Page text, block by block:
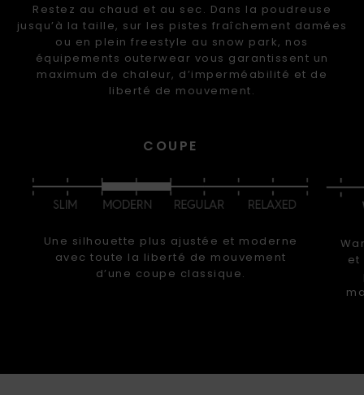
Restez au chaud et au sec. Dans la poudreuse
jusqu’à la taille, sur les pistes fraîchement damées
ou en plein freestyle au snow park, nos
équipements outerwear vous garantissent un
maximum de chaleur, d’imperméabilité et de
liberté de mouvement.
COUPE
Une silhouette plus ajustée et moderne
avec toute la liberté de mouvement
d’une coupe classique.
et